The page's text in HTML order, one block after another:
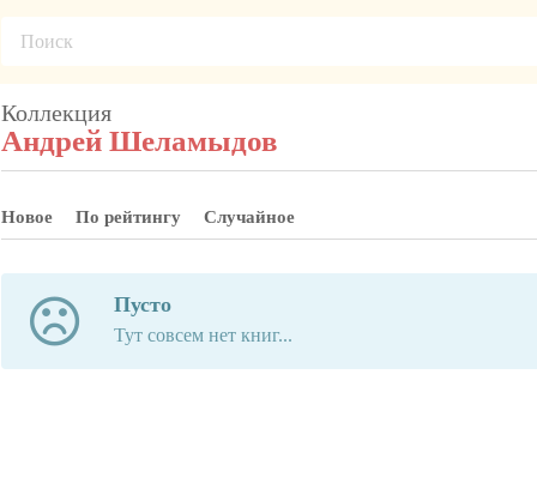
Коллекция
Андрей Шеламыдов
Новое По рейтингу Случайное
Пусто
Тут совсем нет книг...